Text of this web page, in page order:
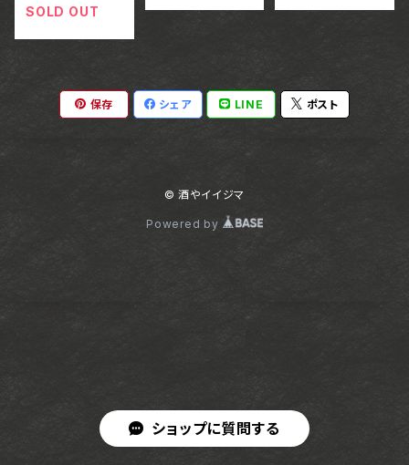
田酒造株式会社
SOLD OUT
基山商店
保存 シェア LINE ポスト
© 酒やイイジマ
Powered by
ショップに質問する